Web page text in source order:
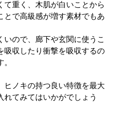
て重く、木肌が白いことから
とで高級感が増す素材でもあ
ので、廊下や玄関に使うこ
吸収したり衝撃を吸収するの
ヒノキの持つ良い特徴を最大
れてみてはいかがでしょう